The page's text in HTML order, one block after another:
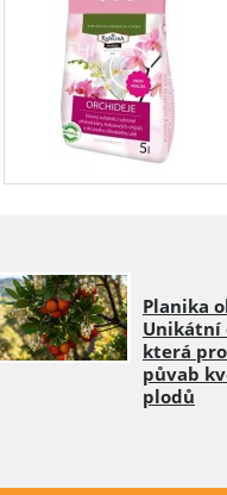
Planika
Unikátní
která
půvab
plodů